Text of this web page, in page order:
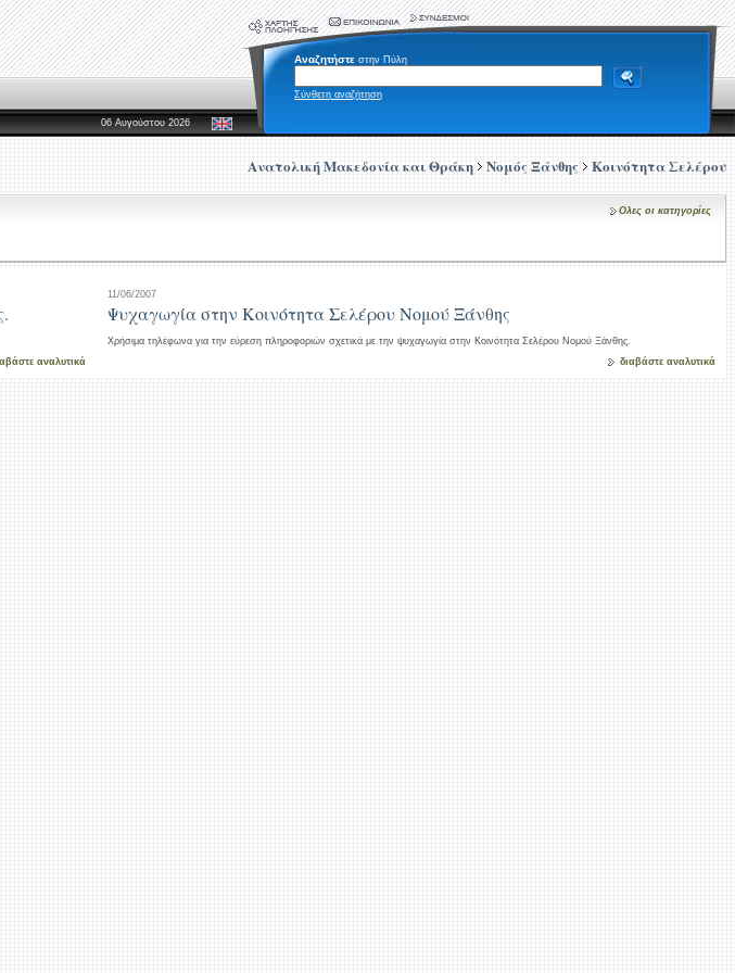
Αναζητήστε στην Πύλη
Σύνθετη αναζήτηση
06 Αυγούστου 2026
Ανατολική Μακεδονία και Θράκη Νομός Ξάνθης Κοινότητα Σελέρου
Ολες οι κατηγορίες
αναλυτικά
11/06/2007
Ψυχαγωγία στην Κοινότητα Σελέρου Νομού Ξάνθης
Χρήσιμα τηλέφωνα για την εύρεση πληροφοριών σχετικά με την ψυχαγωγία στην Κοινότητα Σελέρου Νομού Ξάνθης.
διαβάστε αναλυτικά